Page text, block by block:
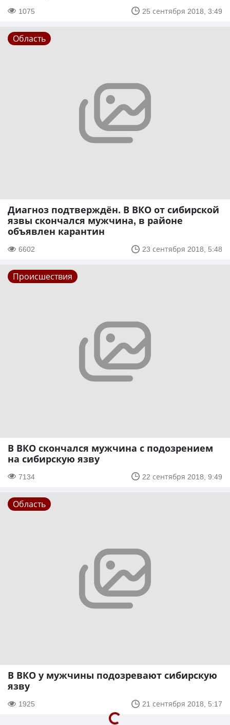
1075 25 сентября 2018, 3:49
Область
Диагноз подтверждён. В ВКО от сибирской
язвы скончался мужчина, в районе
объявлен карантин
6602 23 сентября 2018, 5:48
Происшествия
В ВКО скончался мужчина с подозрением
на сибирскую язву
7134 22 сентября 2018, 9:49
Область
В ВКО у мужчины подозревают сибирскую
язву
1925 21 сентября 2018, 5:17